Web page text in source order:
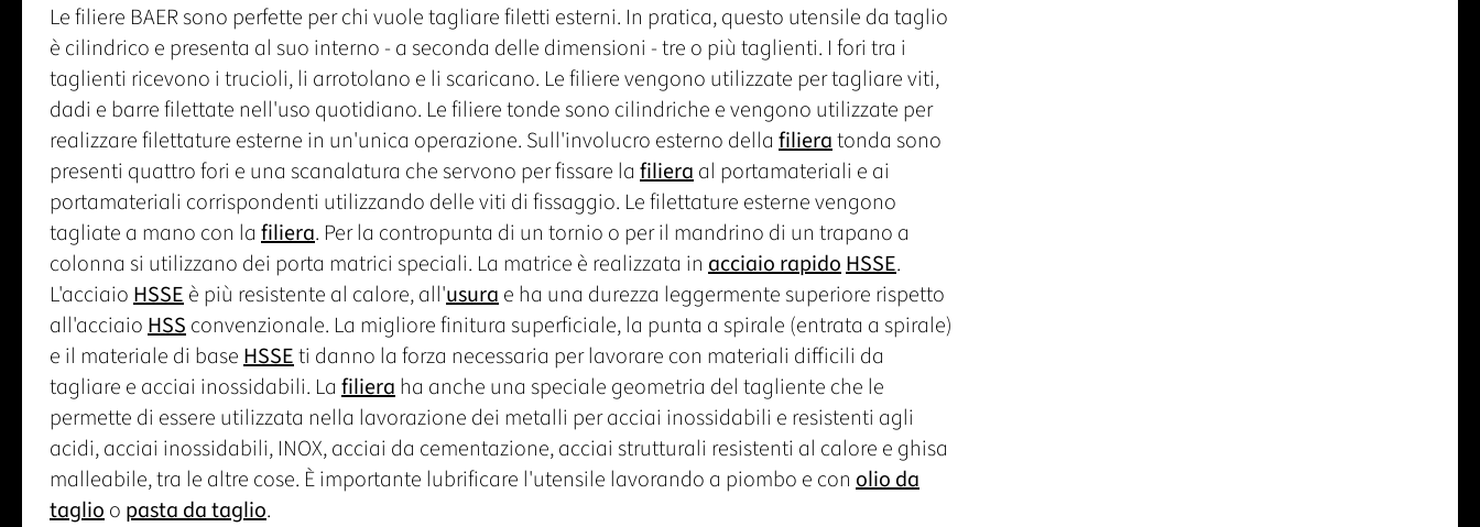
Le filiere BAER sono perfette per chi vuole tagliare filetti esterni. In pratica, questo utensile da taglio
è cilindrico e presenta al suo interno - a seconda delle dimensioni - tre o più taglienti. I fori tra i
taglienti ricevono i trucioli, li arrotolano e li scaricano. Le filiere vengono utilizzate per tagliare viti,
dadi e barre filettate nell'uso quotidiano. Le filiere tonde sono cilindriche e vengono utilizzate per
realizzare filettature esterne in un'unica operazione. Sull'involucro esterno della filieratonda sono
presenti quattro fori e una scanalatura che servono per fissare la filieraal portamateriali e ai
portamateriali corrispondenti utilizzando delle viti di fissaggio. Le filettature esterne vengono
tagliate a mano con la filiera. Per la contropunta di un tornio o per il mandrino di un trapano a
colonna si utilizzano dei porta matrici speciali. La matrice è realizzata in acciaio rapidoHSSE.
L'acciaioHSSEè più resistente al calore, all'usurae ha una durezza leggermente superiore rispetto
all'acciaioHSSconvenzionale. La migliore finitura superficiale, la punta a spirale (entrata a spirale)
e il materiale di baseHSSEti danno la forza necessaria per lavorare con materiali difficili da
tagliare e acciai inossidabili. La filieraha anche una speciale geometria del tagliente che le
permette di essere utilizzata nella lavorazione dei metalli per acciai inossidabili e resistenti agli
acidi, acciai inossidabili, INOX, acciai da cementazione, acciai strutturali resistenti al calore e ghisa
malleabile, tra le altre cose. È importante lubrificare l'utensile lavorando a piombo e con olio da
taglioo pasta da taglio.